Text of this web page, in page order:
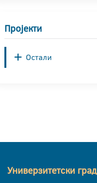
Пројекти
Остали
Универзитетски град